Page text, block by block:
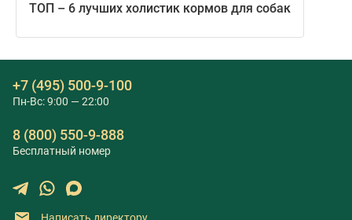
ТОП – 6 лучших холистик кормов для собак
+7 (495) 500-9-100
Пн-Вс: 9:00 — 22:00
8 (800) 550-9-888
Бесплатный номер
Написать директору